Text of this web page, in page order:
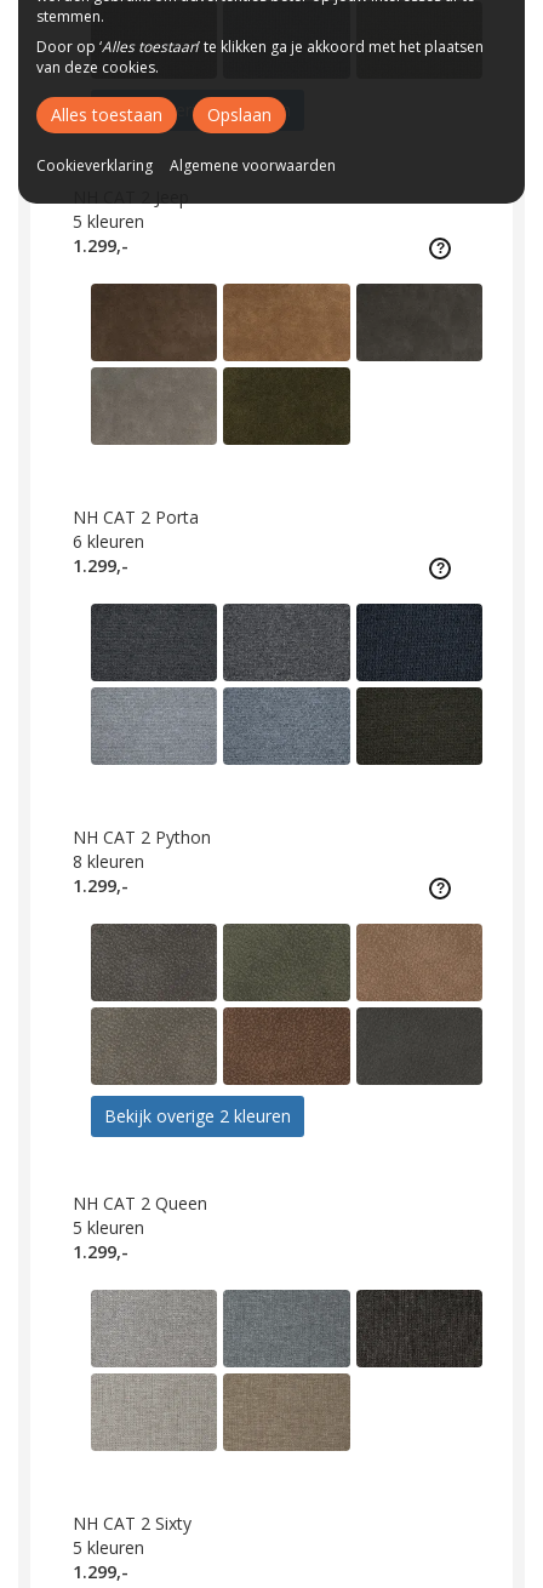
Bekijk overige 7 kleuren
5 kleuren
1.299,-
NH CAT 2 Porta
6 kleuren
1.299,-
NH CAT 2 Python
8 kleuren
1.299,-
Bekijk overige 2 kleuren
NH CAT 2 Queen
5 kleuren
1.299,-
NH CAT 2 Sixty
5 kleuren
1.299,-
stemmen.
Door op ‘Alles toestaan’ te klikken ga je akkoord met het plaatsen
van deze cookies.
Alles toestaan Opslaan
Cookieverklaring Algemene voorwaarden